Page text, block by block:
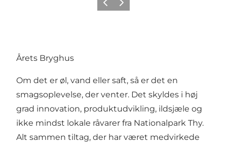
ForrigeNeste
Årets Bryghus
Om det er øl, vand eller saft, så er det en
smagsoplevelse, der venter. Det skyldes i høj
grad innovation, produktudvikling, ildsjæle og
ikke mindst lokale råvarer fra Nationalpark Thy.
Alt sammen tiltag, der har været medvirkede